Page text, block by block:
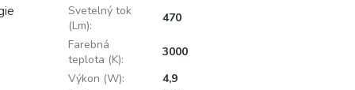
Svetelný tok
(Lm):
470
Farebná
teplota (K):
3000
Výkon (W):
4,9